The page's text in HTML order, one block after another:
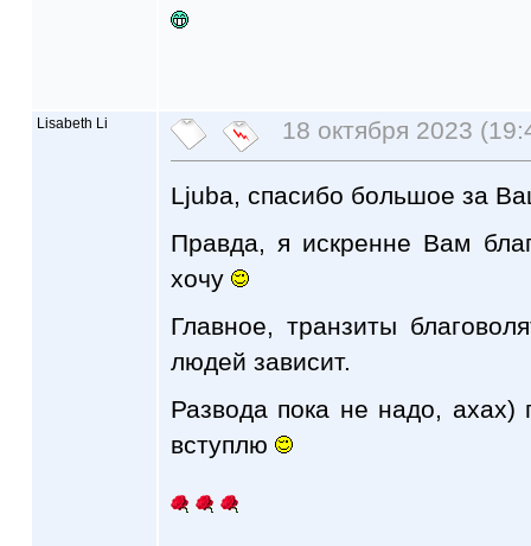
Lisabeth Li 18 октября 2023
Ljuba, спасибо большое за
Правда, я искренне Вам
хочу
Главное, транзиты
людей зависит.
Развода пока не надо,
вступлю